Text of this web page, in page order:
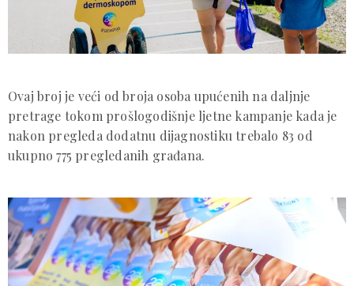
Ovaj broj je veći od broja osoba upućenih na daljnje
pretrage tokom prošlogodišnje ljetne kampanje kada je
nakon pregleda dodatnu dijagnostiku trebalo 83 od
ukupno 775 pregledanih građana.